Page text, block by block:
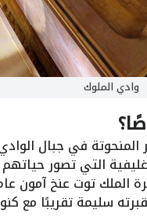
وادي الملوك
المنحوتة في جبال
التي تصور
سليمة تقريبًا مع